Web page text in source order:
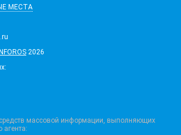
МЕСТА
INFOROS 2026
средств массовой информации, выполняющих
агента: